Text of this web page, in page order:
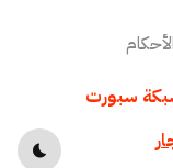
سبورت